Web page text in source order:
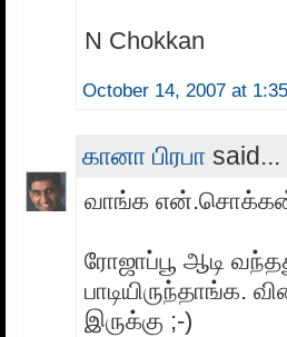
N Chokkan
October 14, 2007 at
கானா பிரபா said...
வாங்க
ரோஜாப்பூ ஆடி
பாடியிருந்தாங்க.
இருக்கு ;-)